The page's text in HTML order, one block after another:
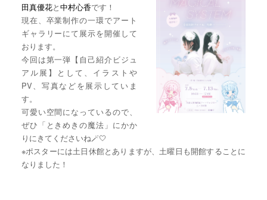
田真優花と中村心香です！
現在、卒業制作の一環でアート
ギャラリーにて展示を開催して
おります。
今回は第一弾【自己紹介ビジュ
アル展】として、イラストや
PV、写真などを展示していま
す。
可愛い空間になっているので、
ぜひ「ときめきの魔法」にかか
りにきてくださいね🪄🤍
※ポスターには土日休館とありますが、土曜日も開館することに
なりました！